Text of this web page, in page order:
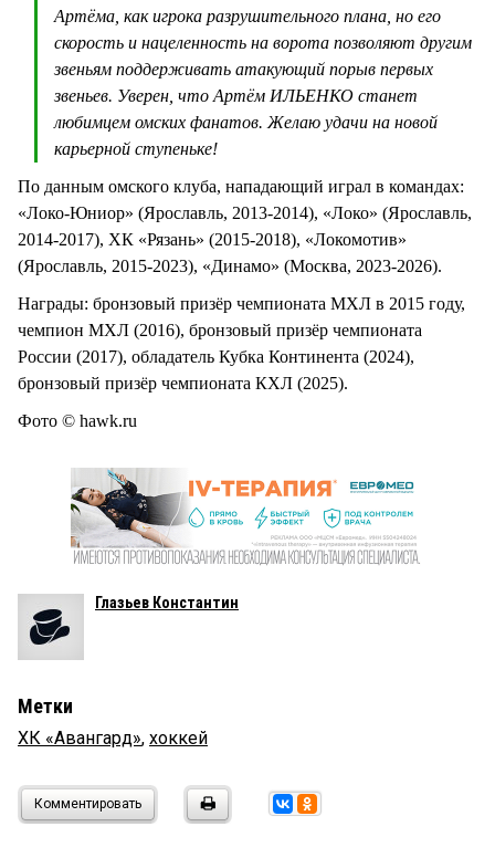
Артёма, как игрока разрушительного плана, но его
скорость и нацеленность на ворота позволяют другим
звеньям поддерживать атакующий порыв первых
звеньев. Уверен, что Артём ИЛЬЕНКО станет
любимцем омских фанатов. Желаю удачи на новой
карьерной ступеньке!
По данным омского клуба, нападающий играл в командах:
«Локо-Юниор» (Ярославль, 2013-2014), «Локо» (Ярославль,
2014-2017), ХК «Рязань» (2015-2018), «Локомотив»
(Ярославль, 2015-2023), «Динамо» (Москва, 2023-2026).
Награды: бронзовый призёр чемпионата МХЛ в 2015 году,
чемпион МХЛ (2016), бронзовый призёр чемпионата
России (2017), обладатель Кубка Континента (2024),
бронзовый призёр чемпионата КХЛ (2025).
Фото © hawk.ru
Глазьев Константин
Метки
ХК «Авангард», хоккей
Комментировать